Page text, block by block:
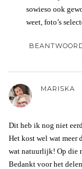
sowieso ook
weet, foto’s
MARISKA
Dit heb ik nog niet
Het kost wel wat meer
wat natuurlijk! Op die
Bedankt voor het